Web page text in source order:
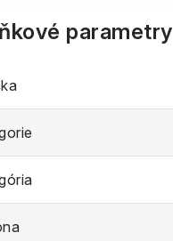
parametry